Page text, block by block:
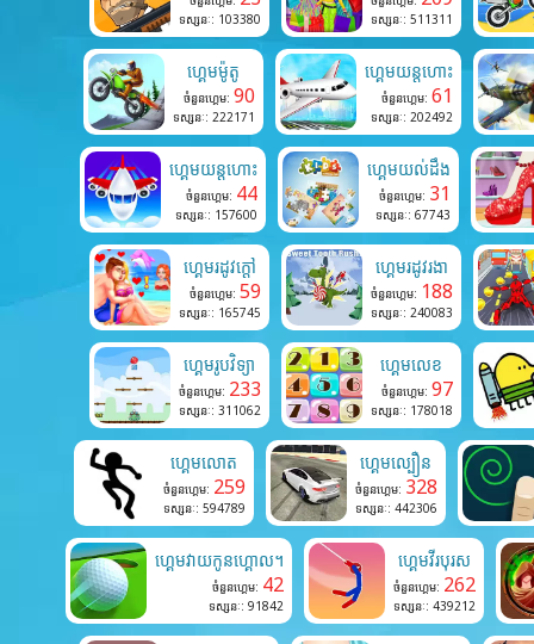
ទស្សនៈ: 103380 ទស្សនៈ: 511311
ហ្គេមម៉ូតូ
ចំនួនហ្គេម: 90
ទស្សនៈ: 222171
ហ្គេមយន្តហោះ
ចំនួនហ្គេម: 61
ទស្សនៈ: 202492
ហ្គេមយន្តហោះ
ចំនួនហ្គេម: 44
ទស្សនៈ: 157600
ហ្គេមយល់ដឹង
ចំនួនហ្គេម: 31
ទស្សនៈ: 67743
ហ្គេមរដូវក្តៅ
ចំនួនហ្គេម: 59
ទស្សនៈ: 165745
ហ្គេមរដូវរងា
ចំនួនហ្គេម: 188
ទស្សនៈ: 240083
ហ្គេមរូបវិទ្យា
ចំនួនហ្គេម: 233
ទស្សនៈ: 311062
ហ្គេមលេខ
ចំនួនហ្គេម: 97
ទស្សនៈ: 178018
ហ្គេមលោត
ចំនួនហ្គេម: 259
ទស្សនៈ: 594789
ហ្គេមល្បឿន
ចំនួនហ្គេម: 328
ទស្សនៈ: 442306
ហ្គេមវាយកូនហ្គោល។
ចំនួនហ្គេម: 42
ទស្សនៈ: 91842
ហ្គេមវីរបុរស
ចំនួនហ្គេម: 262
ទស្សនៈ: 439212